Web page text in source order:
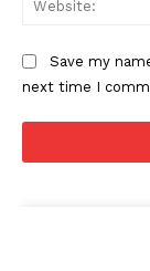
Save my
next time I